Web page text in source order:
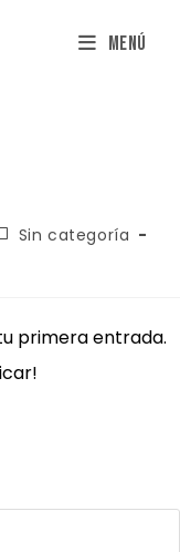
Menú
Sin categoría
primera entrada.